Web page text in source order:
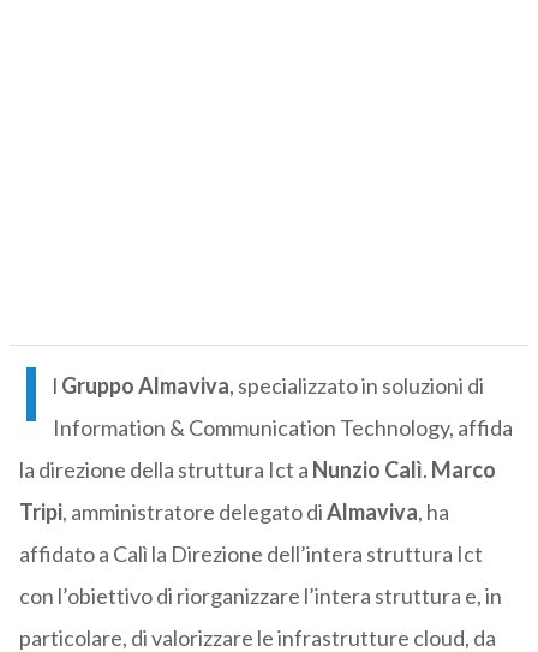
I l Gruppo Almaviva, specializzato in soluzioni di
Information & Communication Technology, affida
la direzione della struttura Ict a Nunzio Calì. Marco
Tripi, amministratore delegato diAlmaviva, ha
affidato a Calì la Direzione dell’intera struttura Ict
con l’obiettivo di riorganizzare l’intera struttura e, in
particolare, di valorizzare le infrastrutture cloud, da